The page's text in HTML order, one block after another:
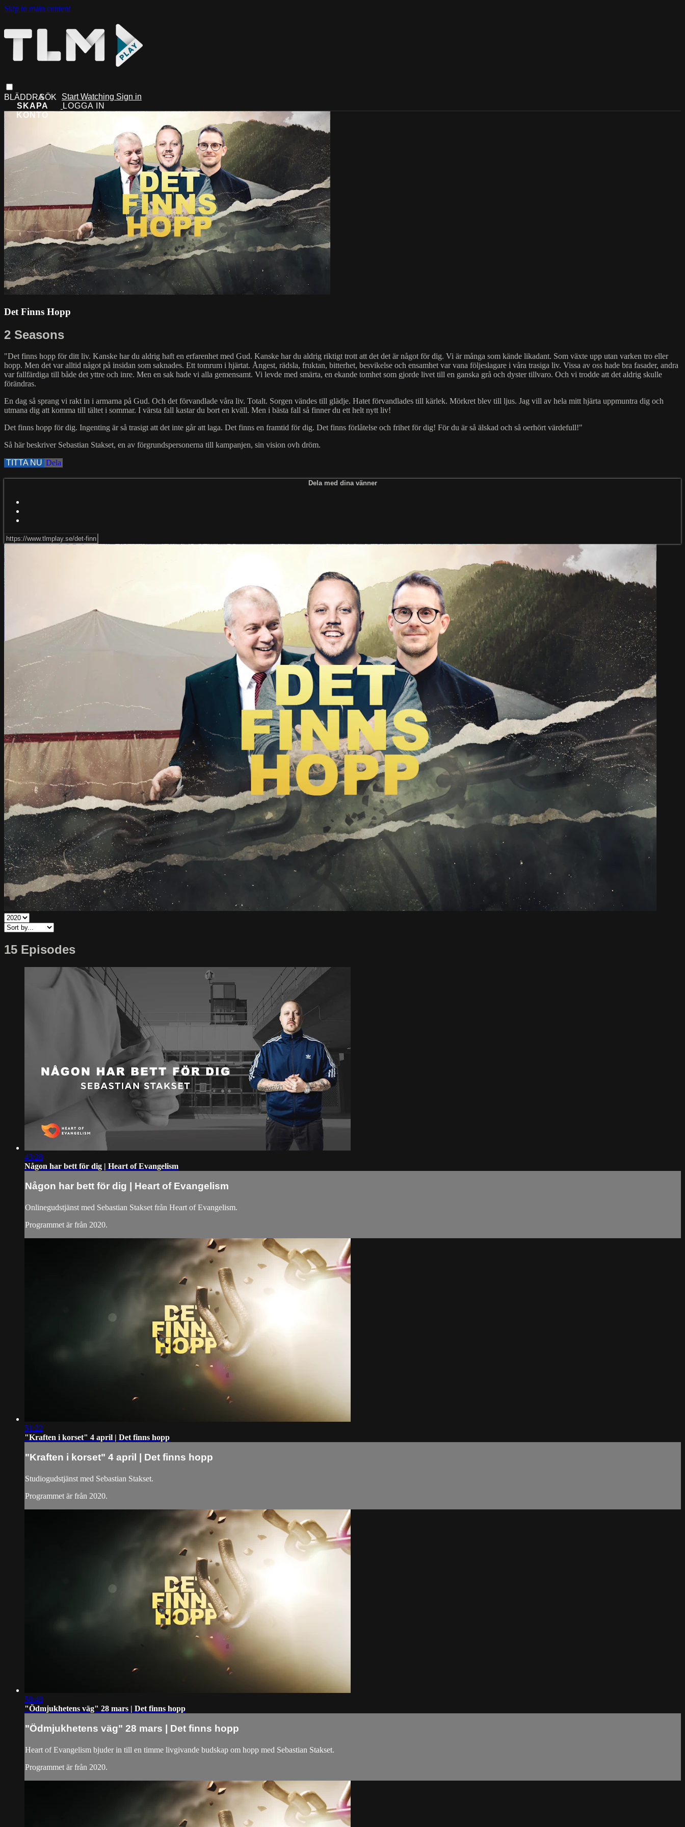
Skip to main content
Start Watching Sign in
Det Finns Hopp
2 Seasons
"Det finns hopp för ditt liv. Kanske har du aldrig haft en erfarenhet med Gud. Kanske har du aldrig riktigt trott att det det är något för dig. Vi är många som kände likadant. Som växte upp utan varken tro eller
hopp. Men det var alltid något på insidan som saknades. Ett tomrum i hjärtat. Ångest, rädsla, fruktan, bitterhet, besvikelse och ensamhet var vana följeslagare i våra trasiga liv. Vissa av oss hade bra fasader, andra
var fallfärdiga till både det yttre och inre. Men en sak hade vi alla gemensamt. Vi levde med smärta, en ekande tomhet som gjorde livet till en ganska grå och dyster tillvaro. Och vi trodde att det aldrig skulle
förändras.
En dag så sprang vi rakt in i armarna på Gud. Och det förvandlade våra liv. Totalt. Sorgen vändes till glädje. Hatet förvandlades till kärlek. Mörkret blev till ljus. Jag vill av hela mitt hjärta uppmuntra dig och
utmana dig att komma till tältet i sommar. I värsta fall kastar du bort en kväll. Men i bästa fall så finner du ett helt nytt liv!
Det finns hopp för dig. Ingenting är så trasigt att det inte går att laga. Det finns en framtid för dig. Det finns förlåtelse och frihet för dig! För du är så älskad och så oerhört värdefull!"
Så här beskriver Sebastian Stakset, en av förgrundspersonerna till kampanjen, sin vision ovh dröm.
15 Episodes
43:28
Någon har bett för dig | Heart of Evangelism
Någon har bett för dig | Heart of Evangelism
Onlinegudstjänst med Sebastian Stakset från Heart of Evangelism.
Programmet är från 2020.
51:22
"Kraften i korset" 4 april | Det finns hopp
"Kraften i korset" 4 april | Det finns hopp
Studiogudstjänst med Sebastian Stakset.
Programmet är från 2020.
58:48
"Ödmjukhetens väg" 28 mars | Det finns hopp
"Ödmjukhetens väg" 28 mars | Det finns hopp
Heart of Evangelism bjuder in till en timme livgivande budskap om hopp med Sebastian Stakset.
Programmet är från 2020.